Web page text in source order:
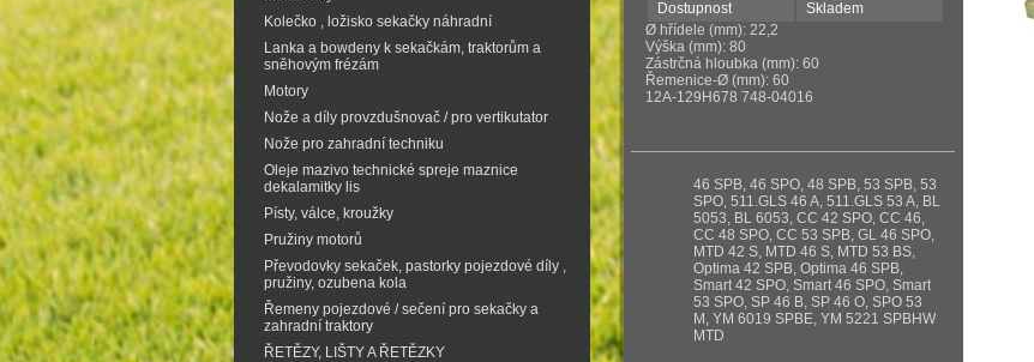
Kolečko , ložisko sekačky náhradní
Lanka a bowdeny k sekačkám, traktorům a
sněhovým frézám
Motory
Nože a díly provzdušnovač / pro vertikutator
Nože pro zahradní techniku
Oleje mazivo technické spreje maznice
dekalamitky lis
Písty, válce, kroužky
Pružiny motorů
Převodovky sekaček, pastorky pojezdové díly ,
pružiny, ozubena kola
Řemeny pojezdové / sečení pro sekačky a
zahradní traktory
ŘETĚZY, LIŠTY A ŘETĚZKY
Dostupnost
Skladem
Ø hřídele (mm): 22,2
Výška (mm): 80
Zástrčná hloubka (mm): 60
Řemenice-Ø (mm): 60
12A-129H678 748-04016
46 SPB, 46 SPO, 48 SPB, 53 SPB, 53
SPO, 511.GLS 46 A, 511.GLS 53 A, BL
5053, BL 6053, CC 42 SPO, CC 46,
CC 48 SPO, CC 53 SPB, GL 46 SPO,
MTD 42 S, MTD 46 S, MTD 53 BS,
Optima 42 SPB, Optima 46 SPB,
Smart 42 SPO, Smart 46 SPO, Smart
53 SPO, SP 46 B, SP 46 O, SPO 53
M, YM 6019 SPBE, YM 5221 SPBHW
MTD